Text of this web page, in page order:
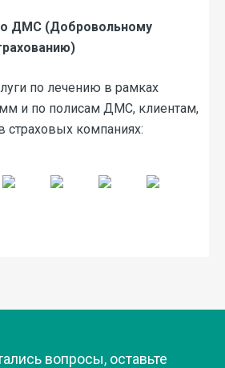
для
зубов
зубов
коронки на зуб
зубов
ДМС (Добровольному
по лечению в рамках
и по полисам ДМС, клиентам,
страховых компаниях:
вопросы, оставьте